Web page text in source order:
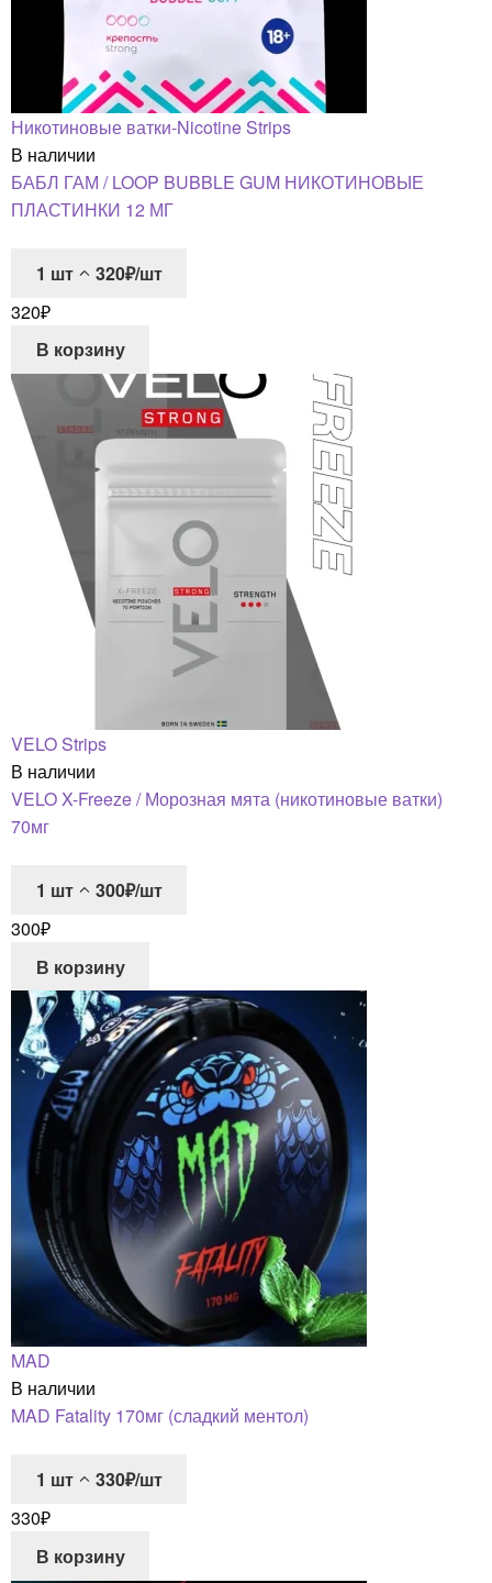
Никотиновые ватки-Nicotine Strips
В наличии
БАБЛ ГАМ / LOOP BUBBLE GUM НИКОТИНОВЫЕ
ПЛАСТИНКИ 12 МГ
1 шт
320₽/шт
320₽
В корзину
VELO Strips
В наличии
VELO X-Freeze / Морозная мята (никотиновые ватки)
70мг
1 шт
300₽/шт
300₽
В корзину
MAD
В наличии
MAD Fatality 170мг (сладкий ментол)
1 шт
330₽/шт
330₽
В корзину